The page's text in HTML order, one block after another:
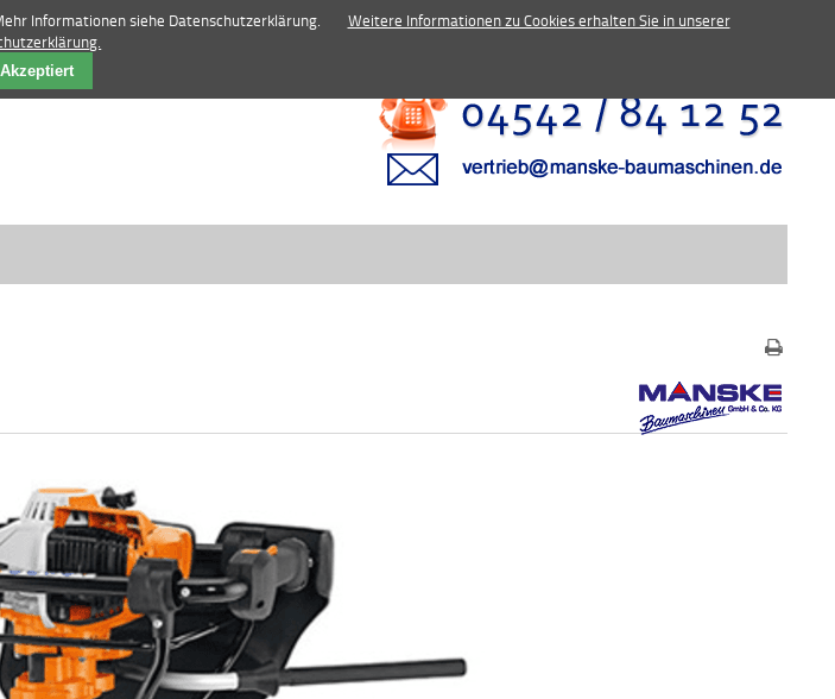
baumaschinen.de
Informationen siehe Datenschutzerklärung.
Weitere Informationen zu Cookies erhalten Sie in unserer
Akzeptiert